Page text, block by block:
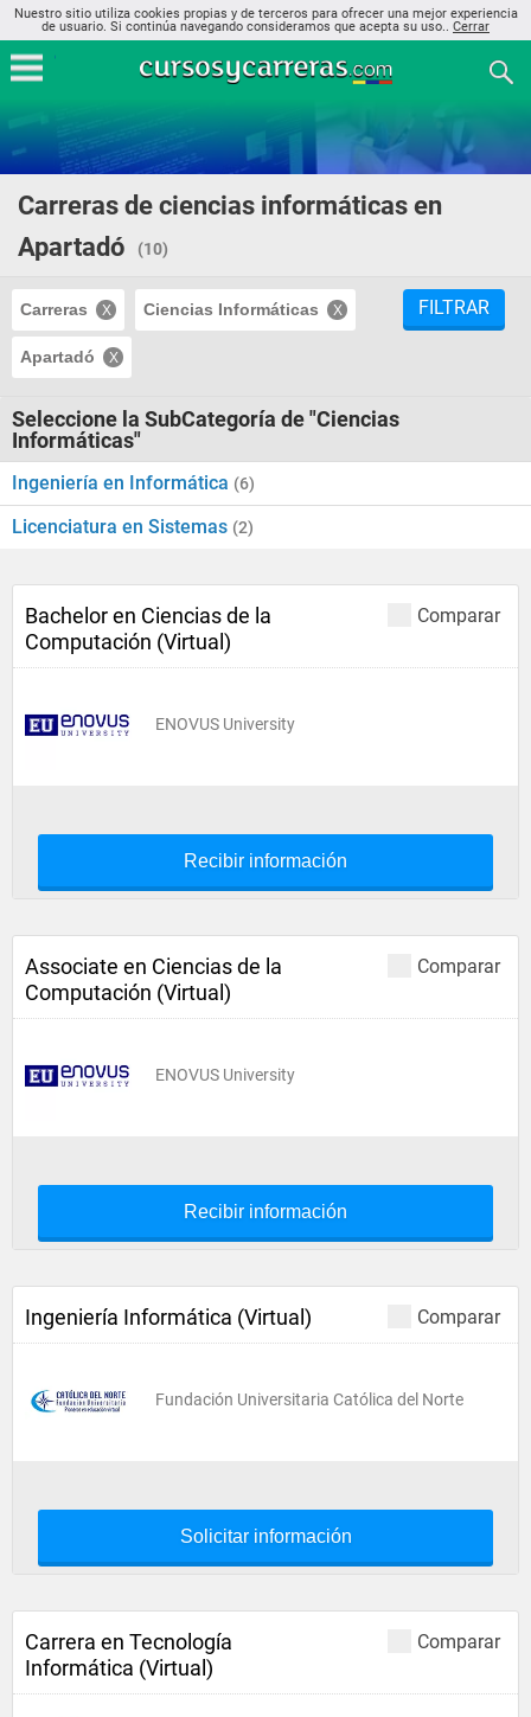
Nuestro sitio utiliza cookies propias y de terceros para ofrecer una mejor experiencia
de usuario. Si continúa navegando consideramos que acepta su uso.. Cerrar
Carreras de ciencias informáticas en
Apartadó
(10)
Carreras Ciencias Informáticas
Apartadó
FILTRAR
Seleccione la SubCategoría de "Ciencias
Informáticas"
Ingeniería en Informática (6)
Licenciatura en Sistemas (2)
Comparar
Bachelor en Ciencias de la
Computación (Virtual)
ENOVUS University
Recibir información
Comparar
Associate en Ciencias de la
Computación (Virtual)
ENOVUS University
Recibir información
Comparar
Ingeniería Informática (Virtual)
Fundación Universitaria Católica del Norte
Solicitar información
Comparar
Carrera en Tecnología
Informática (Virtual)